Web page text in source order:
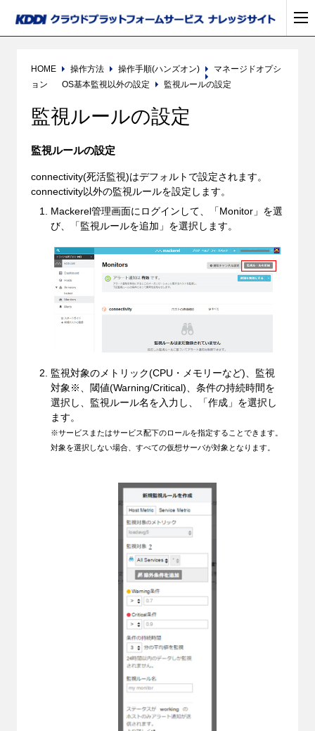
HOME 操作方法 操作手順(ハンズオン)
マネージドオプシ
ョン
OS基本監視以外の設定 監視ルールの設定
監視ルールの設定
監視ルールの設定
connectivity(死活監視)はデフォルトで設定されます。
connectivity以外の監視ルールを設定します。
Mackerel管理画面にログインして、「Monitor」を選
び、「監視ルールを追加」を選択します。
監視対象のメトリック(CPU・メモリーなど)、監視
対象※、閾値(Warning/Critical)、条件の持続時間を
選択し、監視ルール名を入力し、「作成」を選択し
ます。
※サービスまたはサービス配下のロールを指定することできます。
対象を選択しない場合、すべての仮想サーバが対象となります。